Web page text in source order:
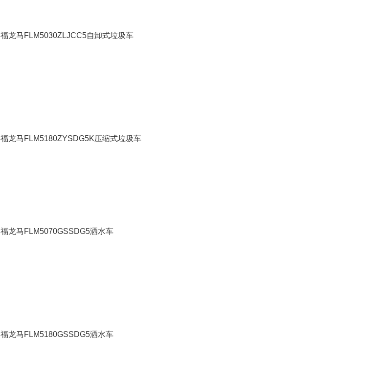
福龙马FLM5030ZLJCC5自卸式垃圾车
福龙马FLM5180ZYSDG5K压缩式垃圾车
福龙马FLM5070GSSDG5洒水车
福龙马FLM5180GSSDG5洒水车